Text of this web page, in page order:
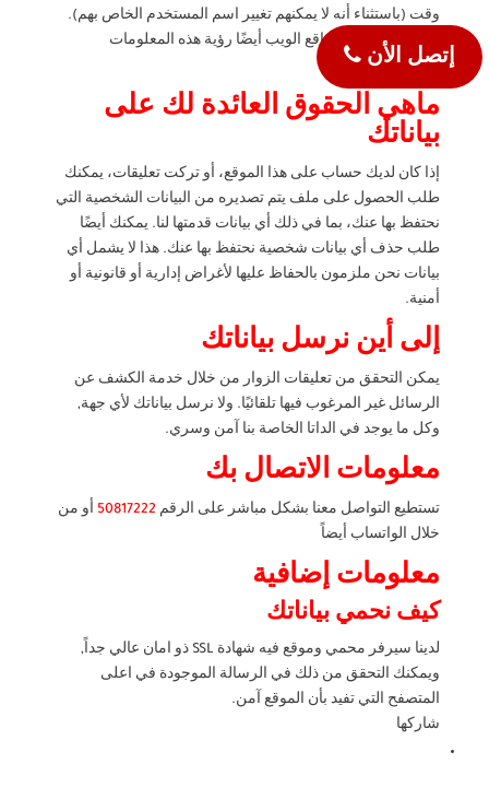
وقت (باستثناء أنه لا يمكنهم تغيير اسم المستخدم الخاص بهم).
يمكن لمسؤولي مواقع الويب أيضًا رؤية هذه المعلومات
وتحريرها.
ماهي الحقوق العائدة لك على
بياناتك
إذا كان لديك حساب على هذا الموقع، أو تركت تعليقات، يمكنك
طلب الحصول على ملف يتم تصديره من البيانات الشخصية التي
نحتفظ بها عنك، بما في ذلك أي بيانات قدمتها لنا. يمكنك أيضًا
طلب حذف أي بيانات شخصية نحتفظ بها عنك. هذا لا يشمل أي
بيانات نحن ملزمون بالحفاظ عليها لأغراض إدارية أو قانونية أو
أمنية.
إلى أين نرسل بياناتك
يمكن التحقق من تعليقات الزوار من خلال خدمة الكشف عن
الرسائل غير المرغوب فيها تلقائيًا. ولا نرسل بياناتك لأي جهة,
وكل ما يوجد في الداتا الخاصة بنا آمن وسري.
معلومات الاتصال بك
تستطيع التواصل معنا بشكل مباشر على الرقم 50817222 أو من
خلال الواتساب أيضاً
معلومات إضافية
كيف نحمي بياناتك
لدينا سيرفر محمي وموقع فيه شهادة SSL ذو امان عالي جداً,
ويمكنك التحقق من ذلك في الرسالة الموجودة في اعلى
المتصفح التي تفيد بأن الموقع آمن.
شاركها
إتصل الأن